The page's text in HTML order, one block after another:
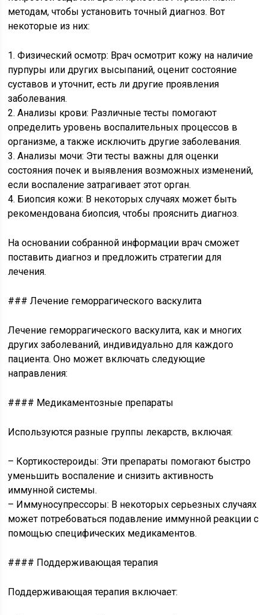
методам, чтобы установить точный диагноз. Вот
некоторые из них:
1. Физический осмотр: Врач осмотрит кожу на наличие
пурпуры или других высыпаний, оценит состояние
суставов и уточнит, есть ли другие проявления
заболевания.
2. Анализы крови: Различные тесты помогают
определить уровень воспалительных процессов в
организме, а также исключить другие заболевания.
3. Анализы мочи: Эти тесты важны для оценки
состояния почек и выявления возможных изменений,
если воспаление затрагивает этот орган.
4. Биопсия кожи: В некоторых случаях может быть
рекомендована биопсия, чтобы прояснить диагноз.
На основании собранной информации врач сможет
поставить диагноз и предложить стратегии для
лечения.
### Лечение геморрагического васкулита
Лечение геморрагического васкулита, как и многих
других заболеваний, индивидуально для каждого
пациента. Оно может включать следующие
направления:
#### Медикаментозные препараты
Используются разные группы лекарств, включая:
– Кортикостероиды: Эти препараты помогают быстро
уменьшить воспаление и снизить активность
иммунной системы.
– Иммуносупрессоры: В некоторых серьезных случаях
может потребоваться подавление иммунной реакции с
помощью специфических медикаментов.
#### Поддерживающая терапия
Поддерживающая терапия включает: